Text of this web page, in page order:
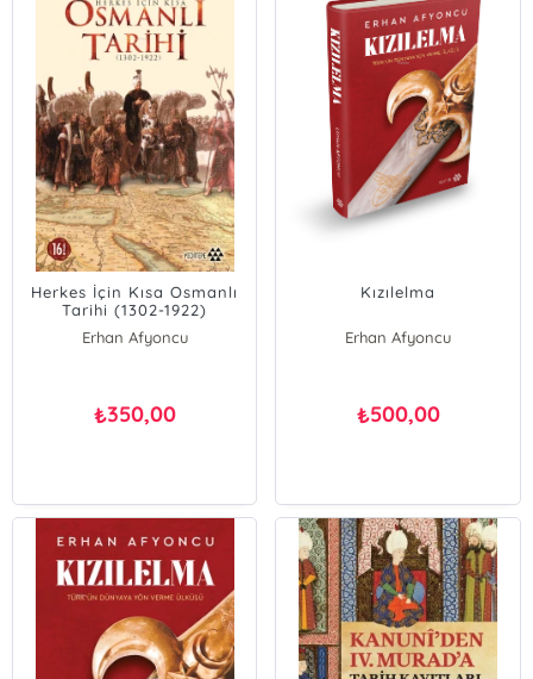
Herkes İçin Kısa Osmanlı
Tarihi (1302-1922)
Erhan Afyoncu
₺350,00
Kızılelma
Erhan Afyoncu
₺500,00